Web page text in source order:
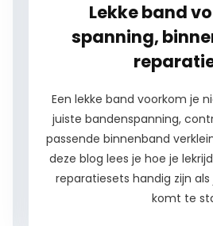
Lekke band
spanning,
Een lekke band voorkom je
juiste bandenspanning,
passende binnenband
deze blog lees je hoe je
reparatiesets handig zijn
komt te